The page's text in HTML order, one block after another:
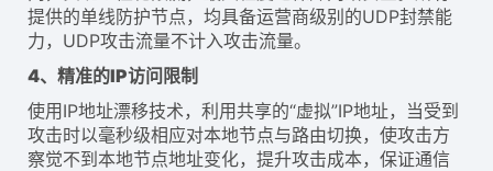
提供的单线防护节点，均具备运营商级别的UDP封禁能
力，UDP攻击流量不计入攻击流量。
4、精准的IP访问限制
使用IP地址漂移技术，利用共享的“虚拟”IP地址，当受到
攻击时以毫秒级相应对本地节点与路由切换，使攻击方
察觉不到本地节点地址变化，提升攻击成本，保证通信